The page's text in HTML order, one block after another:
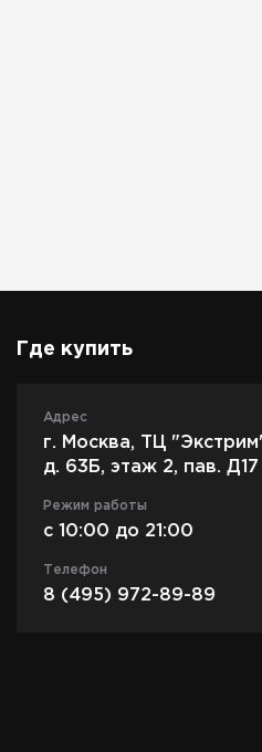
Где купить
Адрес
г. Москва, ТЦ
д. 63Б, этаж 2, пав. Д17
Режим работы
c 10:00 до 21:00
Телефон
8 (495) 972-89-89